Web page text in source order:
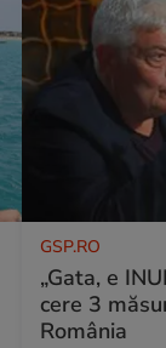
GSP.RO
„Gata, e
cere 3
România